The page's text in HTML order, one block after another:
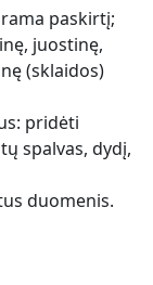
paskirtį;
juostinę,
(sklaidos)
pridėti
spalvas, dydį,
duomenis.